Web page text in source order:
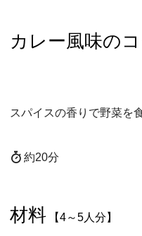
カレー風味の
スパイスの香りで野菜を
約20分
材料 【4～5人分】
ひとさじ
おきらくだ
つくりお
主菜
常備菜・作りおき
コトコト
yumyumいっしょご
ぷれーんぺいじ